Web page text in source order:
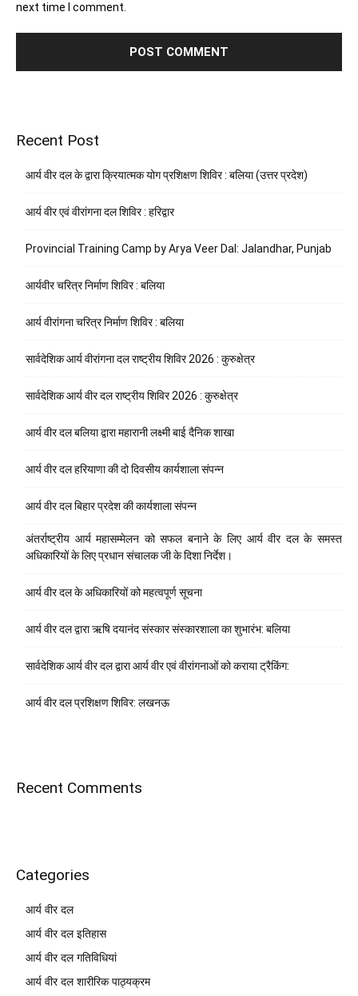
next time I comment.
Recent Post
आर्य वीर दल के द्वारा क्रियात्मक योग प्रशिक्षण शिविर : बलिया (उत्तर प्रदेश)
आर्य वीर एवं वीरांगना दल शिविर : हरिद्वार
Provincial Training Camp by Arya Veer Dal: Jalandhar, Punjab
आर्यवीर चरित्र निर्माण शिविर : बलिया
आर्य वीरांगना चरित्र निर्माण शिविर : बलिया
सार्वदेशिक आर्य वीरांगना दल राष्ट्रीय शिविर 2026 : कुरुक्षेत्र
सार्वदेशिक आर्य वीर दल राष्ट्रीय शिविर 2026 : कुरुक्षेत्र
आर्य वीर दल बलिया द्वारा महारानी लक्ष्मी बाई दैनिक शाखा
आर्य वीर दल हरियाणा की दो दिवसीय कार्यशाला संपन्न
आर्य वीर दल बिहार प्रदेश की कार्यशाला संपन्न
अंतर्राष्ट्रीय आर्य महासम्मेलन को सफल बनाने के लिए आर्य वीर दल के समस्त
अधिकारियों के लिए प्रधान संचालक जी के दिशा निर्देश।
आर्य वीर दल के अधिकारियों को महत्वपूर्ण सूचना
आर्य वीर दल द्वारा ऋषि दयानंद संस्कार संस्कारशाला का शुभारंभ: बलिया
सार्वदेशिक आर्य वीर दल द्वारा आर्य वीर एवं वीरांगनाओं को कराया ट्रैकिंग:
आर्य वीर दल प्रशिक्षण शिविर: लखनऊ
Recent Comments
Categories
आर्य वीर दल
आर्य वीर दल इतिहास
आर्य वीर दल गतिविधियां
आर्य वीर दल शारीरिक पाठ्यक्रम